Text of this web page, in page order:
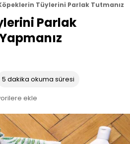
Tüylerini Parlak Tutmanız
Parlak
5 dakika okuma süresi
ekle